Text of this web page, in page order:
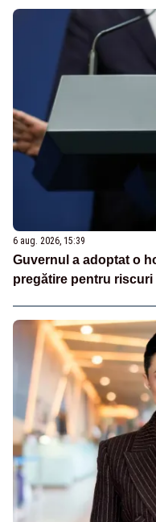
6 aug. 2026, 15:39
Guvernul a adoptat o
pregătire pentru riscuri